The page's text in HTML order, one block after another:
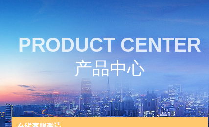
PRODUCT CENTER
产品中心